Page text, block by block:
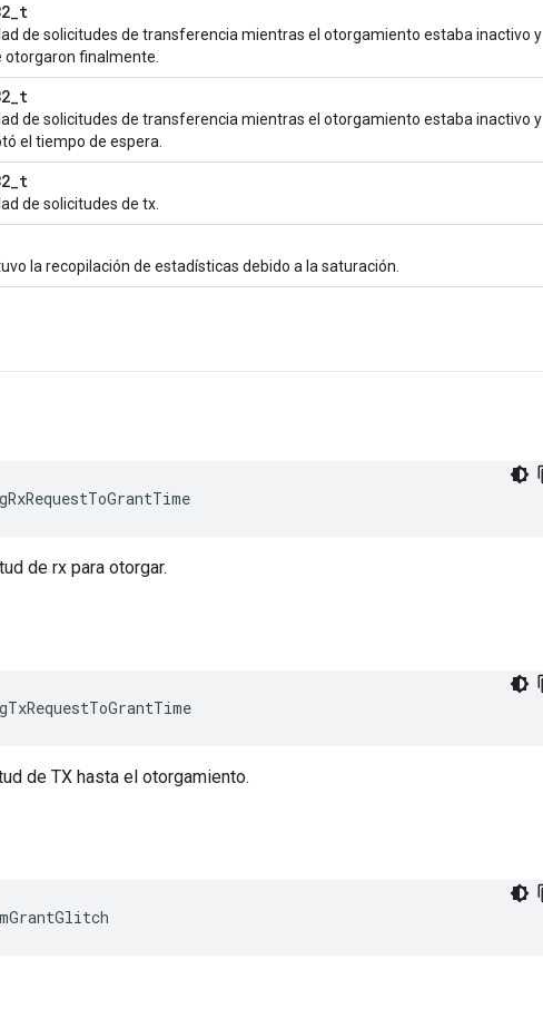
de solicitudes de transferencia mientras el otorgamiento estaba inactivo y
otorgaron finalmente.
de solicitudes de transferencia mientras el otorgamiento estaba inactivo y
el tiempo de espera.
de solicitudes de tx.
la recopilación de estadísticas debido a la saturación.
de rx para otorgar.
de TX hasta el otorgamiento.